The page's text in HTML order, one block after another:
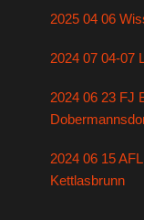
2025 04 06
2024 07 04-07
2024 06 23 FJ
2024 06 15
Kettlasbrunn